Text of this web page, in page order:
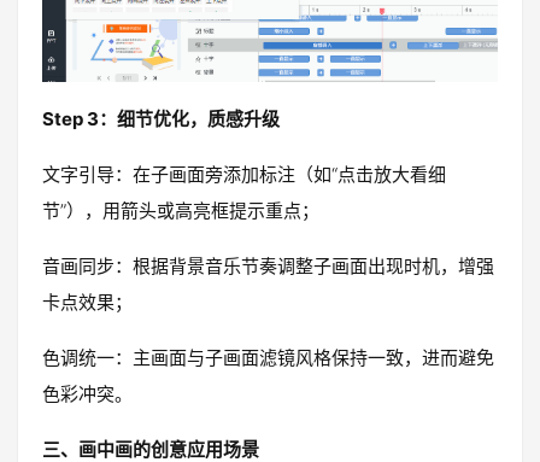
Step 3：细节优化，质感升级
文字引导：在子画面旁添加标注（如“点击放大看细
节”），用箭头或高亮框提示重点；
音画同步：根据背景音乐节奏调整子画面出现时机，增强
卡点效果；
色调统一：主画面与子画面滤镜风格保持一致，进而避免
色彩冲突。
三、画中画的创意应用场景